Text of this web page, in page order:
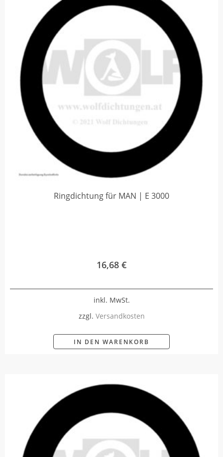
Ringdichtung für MAN | E 3000
16,68 €
inkl. MwSt.
zzgl. Versandkosten
IN DEN WARENKORB